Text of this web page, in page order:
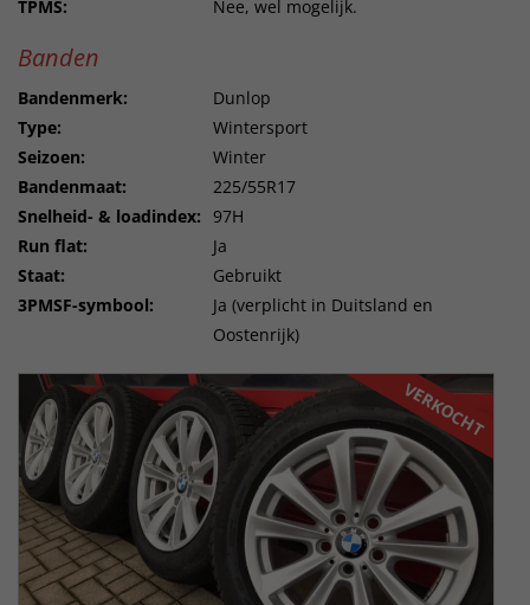
TPMS: Nee, wel mogelijk.
Banden
Bandenmerk:
Dunlop
Type:
Wintersport
Seizoen:
Winter
Bandenmaat:
225/55R17
Snelheid- & loadindex: 97H
Run flat:
Ja
Staat:
Gebruikt
3PMSF-symbool:
Ja (verplicht in Duitsland en
Oostenrijk)
VERKOCHT
VERKOCHT